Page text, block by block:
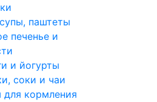
паштеты
печенье и
и йогурты
соки и чаи
для кормления